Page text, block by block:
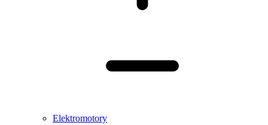
Elektromotory